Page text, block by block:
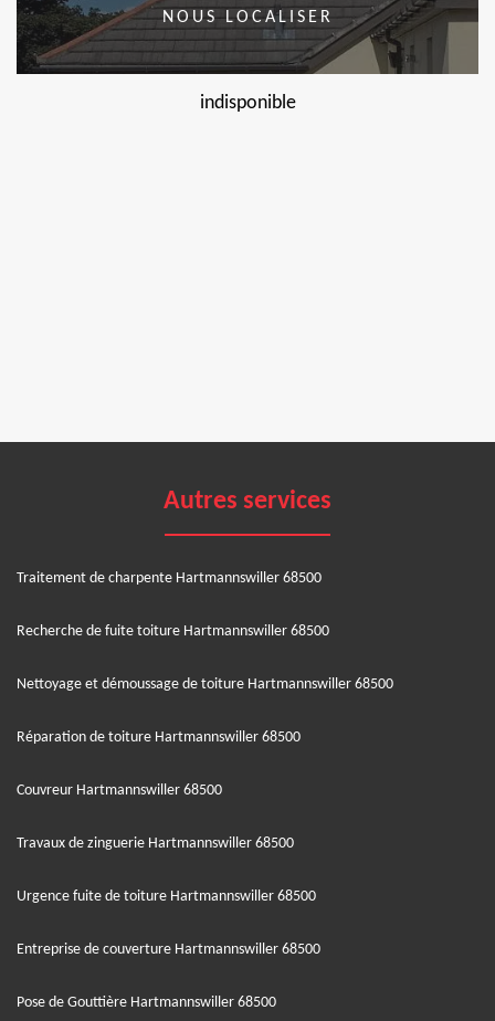
NOUS LOCALISER
indisponible
Autres services
Traitement de charpente Hartmannswiller 68500
Recherche de fuite toiture Hartmannswiller 68500
Nettoyage et démoussage de toiture Hartmannswiller 68500
Réparation de toiture Hartmannswiller 68500
Couvreur Hartmannswiller 68500
Travaux de zinguerie Hartmannswiller 68500
Urgence fuite de toiture Hartmannswiller 68500
Entreprise de couverture Hartmannswiller 68500
Pose de Gouttière Hartmannswiller 68500